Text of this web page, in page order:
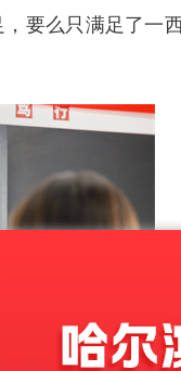
要么只满足了一